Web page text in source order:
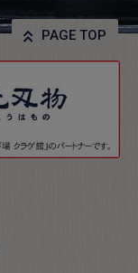
PAGE TOP